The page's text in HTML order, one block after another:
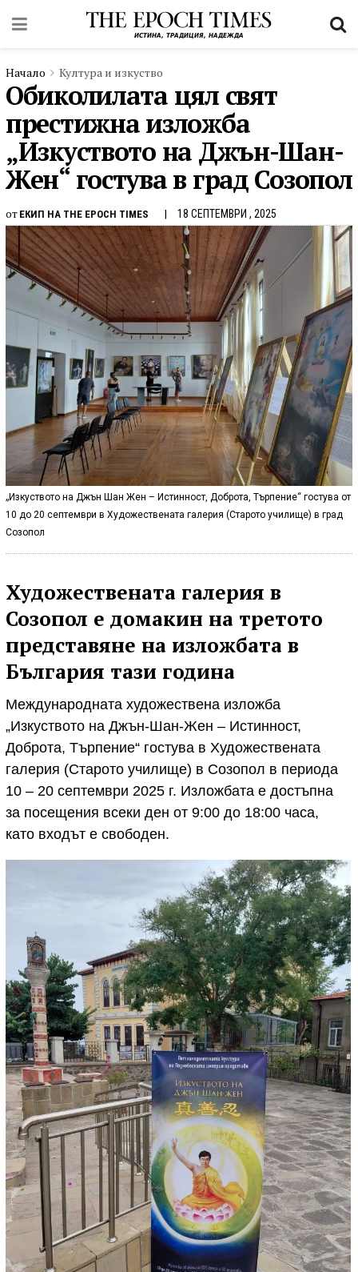
Начало Култура и изкуство
Обиколилата цял свят
престижна изложба
„Изкуството на Джън-Шан-
Жен“ гостува в град Созопол
от ЕКИП НА THE EPOCH TIMES 18 СЕПТЕМВРИ , 2025
„Изкуството на Джън Шан Жен – Истинност, Доброта, Търпение“ гостува от
10 до 20 септември в Художествената галерия (Старото училище) в град
Созопол
Художествената галерия в
Созопол е домакин на третото
представяне на изложбата в
България тази година
Международната художествена изложба
„Изкуството на Джън-Шан-Жен – Истинност,
Доброта, Търпение“ гостува в Художествената
галерия (Старото училище) в Созопол в периода
10 – 20 септември 2025 г. Изложбата е достъпна
за посещения всеки ден от 9:00 до 18:00 часа,
като входът е свободен.